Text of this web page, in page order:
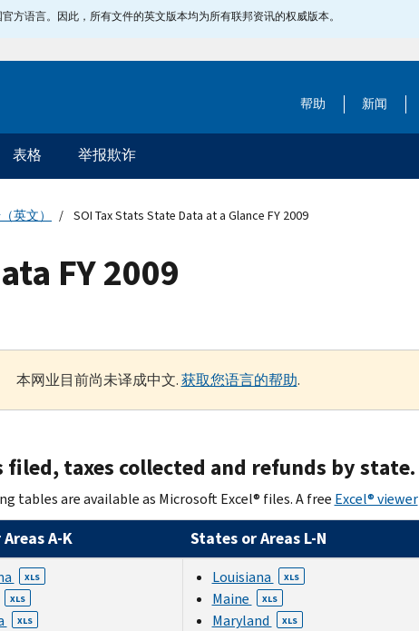
方语言。因此，所有文件的英文版本均为所有联邦资讯的权威版本。
帮助 新闻
表格 举报欺诈
英文） SOI Tax Stats State Data at a Glance FY 2009
FY 2009
本网业目前尚未译成中文.获取您语言的帮助.
filed, taxes collected and refunds by state.
tables are available as Microsoft Excel® files. A free Excel® viewer
A-K States or Areas L-N
XLS
XLS
XLS
Louisiana XLS
Maine XLS
Maryland XLS